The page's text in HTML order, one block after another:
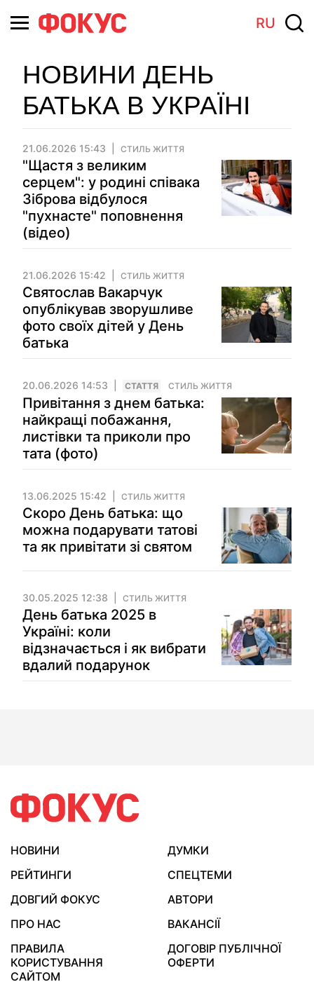
RU
НОВИНИ ДЕНЬ
БАТЬКА В УКРАЇНІ
21.06.2026 15:43 СТИЛЬ ЖИТТЯ
"Щастя з великим
серцем": у родині співака
Зіброва відбулося
"пухнасте" поповнення
(відео)
21.06.2026 15:42 СТИЛЬ ЖИТТЯ
Святослав Вакарчук
опублікував зворушливе
фото своїх дітей у День
батька
20.06.2026 14:53 СТАТТЯ СТИЛЬ ЖИТТЯ
Привітання з днем батька:
найкращі побажання,
листівки та приколи про
тата (фото)
13.06.2025 15:42 СТИЛЬ ЖИТТЯ
Скоро День батька: що
можна подарувати татові
та як привітати зі святом
30.05.2025 12:38 СТИЛЬ ЖИТТЯ
День батька 2025 в
Україні: коли
відзначається і як вибрати
вдалий подарунок
НОВИНИ
ДУМКИ
РЕЙТИНГИ
СПЕЦТЕМИ
ДОВГИЙ ФОКУС
АВТОРИ
ПРО НАС
ВАКАНСІЇ
ПРАВИЛА
КОРИСТУВАННЯ
САЙТОМ
ДОГОВІР ПУБЛІЧНОЇ
ОФЕРТИ